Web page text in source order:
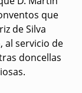
que
de Silva
al servicio de
doncellas